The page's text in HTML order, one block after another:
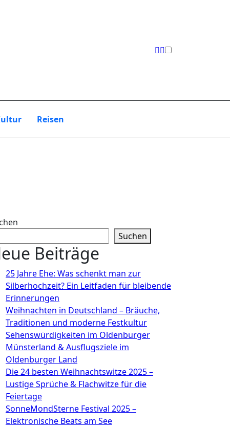
Reisen
Suchen
Beiträge
25 Jahre Ehe: Was schenkt man zur
Silberhochzeit? Ein Leitfaden für bleibende
Erinnerungen
Weihnachten in Deutschland – Bräuche,
Traditionen und moderne Festkultur
Sehenswürdigkeiten im Oldenburger
Münsterland & Ausflugsziele im
Oldenburger Land
Die 24 besten Weihnachtswitze 2025 –
Lustige Sprüche & Flachwitze für die
Feiertage
SonneMondSterne Festival 2025 –
Elektronische Beats am See